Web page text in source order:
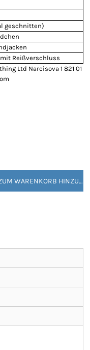
geschnitten)
Reißverschluss
Ltd Narcisova 1 821 01
ZUM WARENKORB HINZUFÜGEN